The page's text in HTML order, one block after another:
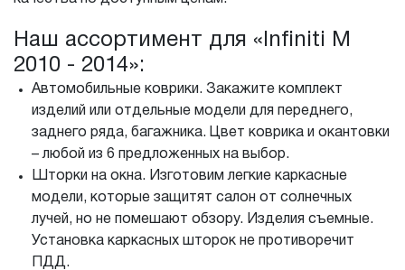
Наш ассортимент для «Infiniti M
2010 - 2014»:
Автомобильные коврики. Закажите комплект
изделий или отдельные модели для переднего,
заднего ряда, багажника. Цвет коврика и окантовки
– любой из 6 предложенных на выбор.
Шторки на окна. Изготовим легкие каркасные
модели, которые защитят салон от солнечных
лучей, но не помешают обзору. Изделия съемные.
Установка каркасных шторок не противоречит
ПДД.